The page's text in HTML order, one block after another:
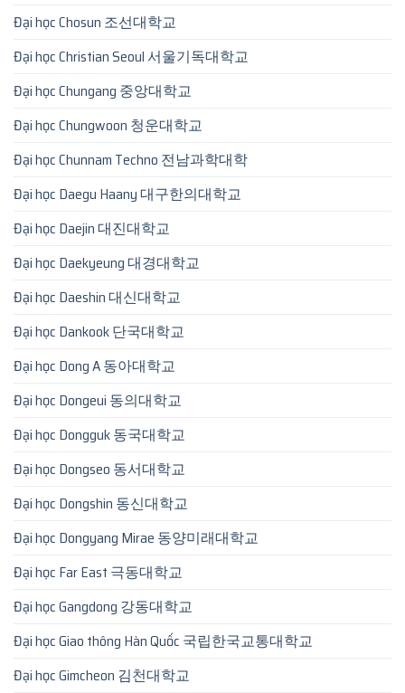
Đại học Chosun 조선대학교
Đại học Christian Seoul 서울기독대학교
Đại học Chungang 중앙대학교
Đại học Chungwoon 청운대학교
Đại học Chunnam Techno 전남과학대학
Đại học Daegu Haany 대구한의대학교
Đại học Daejin 대진대학교
Đại học Daekyeung 대경대학교
Đại học Daeshin 대신대학교
Đại học Dankook 단국대학교
Đại học Dong A 동아대학교
Đại học Dongeui 동의대학교
Đại học Dongguk 동국대학교
Đại học Dongseo 동서대학교
Đại học Dongshin 동신대학교
Đại học Dongyang Mirae 동양미래대학교
Đại học Far East 극동대학교
Đại học Gangdong 강동대학교
Đại học Giao thông Hàn Quốc 국립한국교통대학교
Đại học Gimcheon 김천대학교